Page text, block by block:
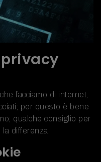
facciamo di internet,
per questo è bene
qualche consiglio per
differenza: